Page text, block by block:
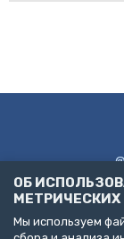
ОБ
Мы используем